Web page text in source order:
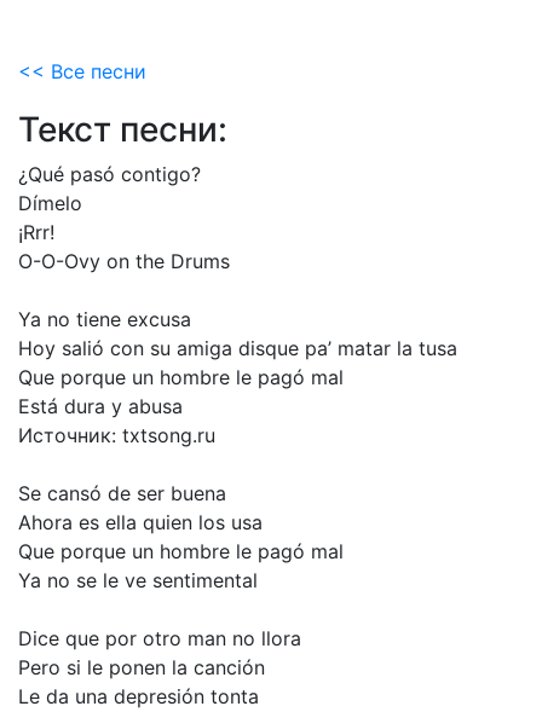
<< Все песни
Текст песни:
¿Qué pasó contigo?
Dímelo
¡Rrr!
O-O-Ovy on the Drums
Ya no tiene excusa
Hoy salió con su amiga disque pa’ matar la tusa
Que porque un hombre le pagó mal
Está dura y abusa
Источник: txtsong.ru
Se cansó de ser buena
Ahora es ella quien los usa
Que porque un hombre le pagó mal
Ya no se le ve sentimental
Dice que por otro man no llora
Pero si le ponen la canción
Le da una depresión tonta